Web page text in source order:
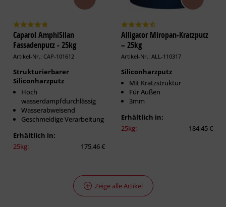
Caparol AmphiSilan
Fassadenputz - 25kg
Artikel-Nr.: CAP-101612
Strukturierbarer
Siliconharzputz
Hoch
wasserdampfdurchlässig
Wasserabweisend
Geschmeidige Verarbeitung
Erhältlich in:
25kg:
175,46 €
Alligator Miropan-Kratzputz
– 25kg
Artikel-Nr.: ALL-110317
Siliconharzputz
Mit Kratzstruktur
Für Außen
3mm
Erhältlich in:
25kg:
184,45 €
Zeige alle Artikel